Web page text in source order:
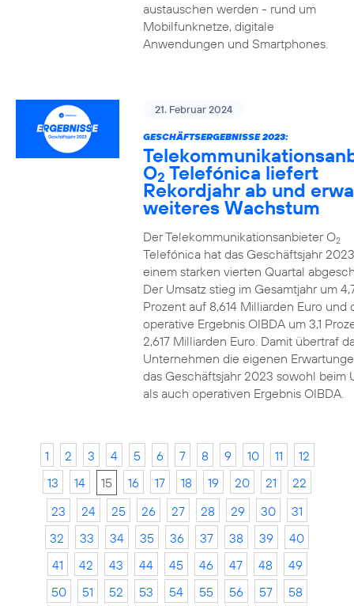
austauschen werden - rund um
Mobilfunknetze, digitale
Anwendungen und Smartphones.
21. Februar 2024
GESCHÄFTSERGEBNISSE 2023:
O2 Telefónica liefert
Rekordjahr ab und
weiteres Wachstum
Der Telekommunikationsanbieter O2
Telefónica hat das Geschäftsjahr
einem starken vierten Quartal
Der Umsatz stieg im Gesamtjahr um
Prozent auf 8,614 Milliarden Euro und
operative Ergebnis OIBDA um 3,1
2,617 Milliarden Euro. Damit übertraf
Unternehmen die eigenen
das Geschäftsjahr 2023 sowohl beim
als auch operativen Ergebnis OIBDA.
1 2 3 4 5 6 7 8 9 10 11
12
13
14 15 16 17 18 19 20 21
22
23
24 25 26 27 28 29 30
31
32
33 34 35 36 37 38 39
40
41
42 43 44 45 46 47 48
49
50
51 52 53 54 55 56 57
58